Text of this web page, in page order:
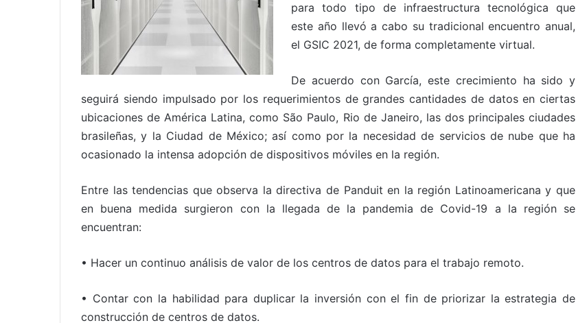
para todo tipo de infraestructura tecnológica que
este año llevó a cabo su tradicional encuentro anual,
el GSIC 2021, de forma completamente virtual.
De acuerdo con García, este crecimiento ha sido y
seguirá siendo impulsado por los requerimientos de grandes cantidades de datos en ciertas
ubicaciones de América Latina, como São Paulo, Rio de Janeiro, las dos principales ciudades
brasileñas, y la Ciudad de México; así como por la necesidad de servicios de nube que ha
ocasionado la intensa adopción de dispositivos móviles en la región.
Entre las tendencias que observa la directiva de Panduit en la región Latinoamericana y que
en buena medida surgieron con la llegada de la pandemia de Covid-19 a la región se
encuentran:
• Hacer un continuo análisis de valor de los centros de datos para el trabajo remoto.
• Contar con la habilidad para duplicar la inversión con el fin de priorizar la estrategia de
construcción de centros de datos.